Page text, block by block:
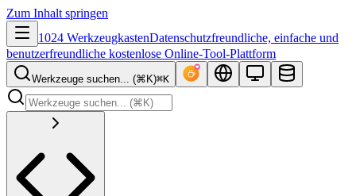
Zum Inhalt springen
1024 WerkzeugkastenDatenschutzfreundliche, einfache und
benutzerfreundliche kostenlose Online-Tool-Plattform
Werkzeuge suchen... (⌘K)⌘K